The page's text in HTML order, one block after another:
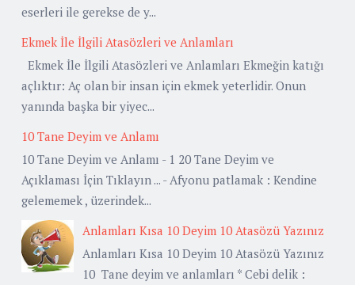
eserleri ile gerekse de y...
Ekmek İle İlgili Atasözleri ve Anlamları
Ekmek İle İlgili Atasözleri ve Anlamları Ekmeğin katığı
açlıktır: Aç olan bir insan için ekmek yeterlidir. Onun
yanında başka bir yiyec...
10 Tane Deyim ve Anlamı
10 Tane Deyim ve Anlamı - 1 20 Tane Deyim ve
Açıklaması İçin Tıklayın ... - Afyonu patlamak : Kendine
gelememek , üzerindek...
Anlamları Kısa 10 Deyim 10 Atasözü Yazınız
Anlamları Kısa 10 Deyim 10 Atasözü Yazınız
10 Tane deyim ve anlamları * Cebi delik :